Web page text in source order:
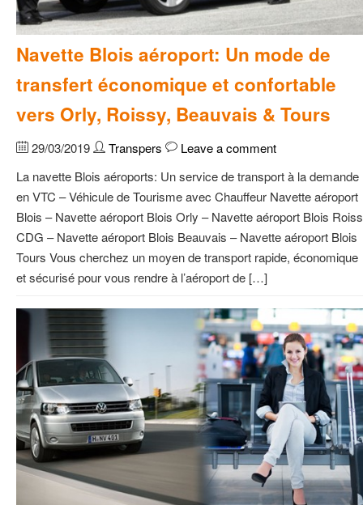
Navette Blois aéroport: Un mode de
transfert économique et confortable
vers Orly, Roissy, Beauvais & Tours
29/03/2019 Transpers
Leave a comment
La navette Blois aéroports: Un service de transport à la demande
en VTC – Véhicule de Tourisme avec Chauffeur Navette aéroport
Blois – Navette aéroport Blois Orly – Navette aéroport Blois
CDG – Navette aéroport Blois Beauvais – Navette aéroport Blois
Tours Vous cherchez un moyen de transport rapide, économique
et sécurisé pour vous rendre à l’aéroport de […]